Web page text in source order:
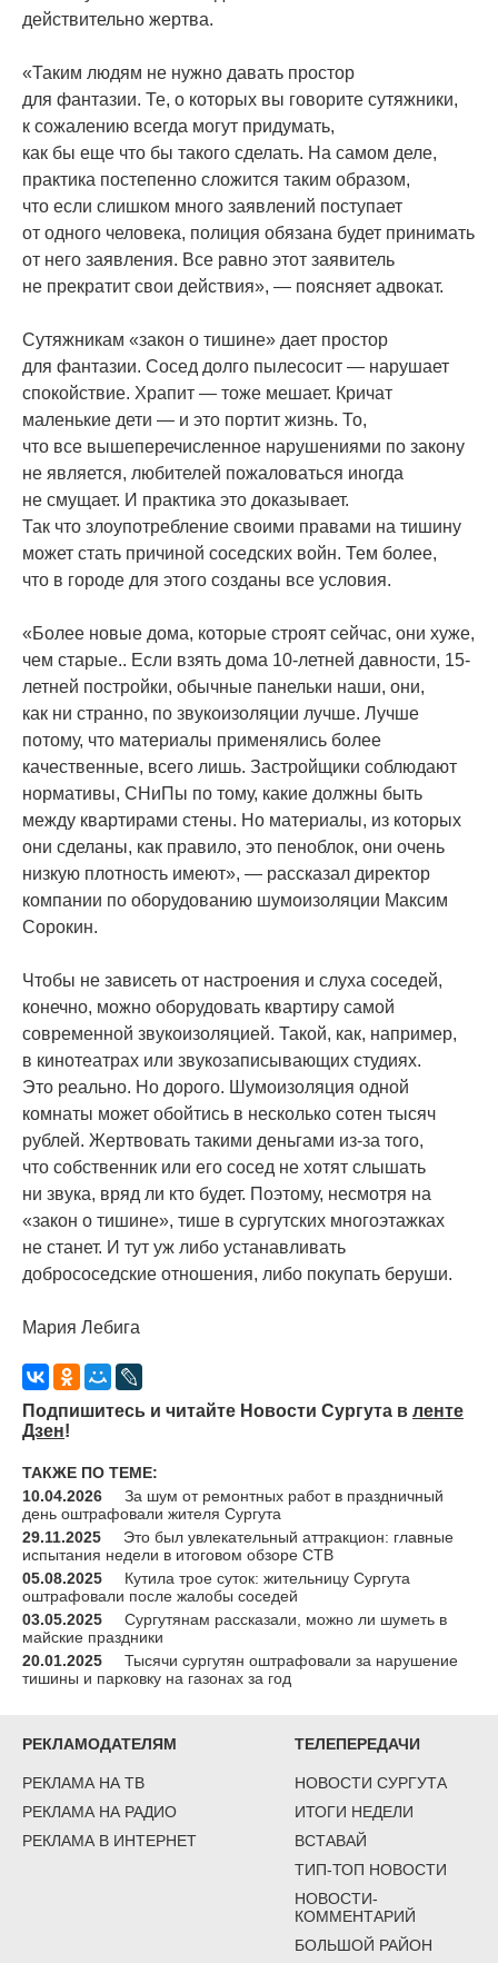
действительно жертва.
«Таким людям не нужно давать простор
для фантазии. Те, о которых вы говорите сутяжники,
к сожалению всегда могут придумать,
как бы еще что бы такого сделать. На самом деле,
практика постепенно сложится таким образом,
что если слишком много заявлений поступает
от одного человека, полиция обязана будет принимать
от него заявления. Все равно этот заявитель
не прекратит свои действия», — поясняет адвокат.
Сутяжникам «закон о тишине» дает простор
для фантазии. Сосед долго пылесосит — нарушает
спокойствие. Храпит — тоже мешает. Кричат
маленькие дети — и это портит жизнь. То,
что все вышеперечисленное нарушениями по закону
не является, любителей пожаловаться иногда
не смущает. И практика это доказывает.
Так что злоупотребление своими правами на тишину
может стать причиной соседских войн. Тем более,
что в городе для этого созданы все условия.
«Более новые дома, которые строят сейчас, они хуже,
чем старые.. Если взять дома 10-летней давности, 15-
летней постройки, обычные панельки наши, они,
как ни странно, по звукоизоляции лучше. Лучше
потому, что материалы применялись более
качественные, всего лишь. Застройщики соблюдают
нормативы, СНиПы по тому, какие должны быть
между квартирами стены. Но материалы, из которых
они сделаны, как правило, это пеноблок, они очень
низкую плотность имеют», — рассказал директор
компании по оборудованию шумоизоляции Максим
Сорокин.
Чтобы не зависеть от настроения и слуха соседей,
конечно, можно оборудовать квартиру самой
современной звукоизоляцией. Такой, как, например,
в кинотеатрах или звукозаписывающих студиях.
Это реально. Но дорого. Шумоизоляция одной
комнаты может обойтись в несколько сотен тысяч
рублей. Жертвовать такими деньгами из-за того,
что собственник или его сосед не хотят слышать
ни звука, вряд ли кто будет. Поэтому, несмотря на
«закон о тишине», тише в сургутских многоэтажках
не станет. И тут уж либо устанавливать
добрососедские отношения, либо покупать беруши.
Мария Лебига
Подпишитесь и читайте Новости Сургута в ленте
Дзен!
ТАКЖЕ ПО ТЕМЕ:
10.04.2026
За шум от ремонтных работ в праздничный
день оштрафовали жителя Сургута
29.11.2025
Это был увлекательный аттракцион: главные
испытания недели в итоговом обзоре СТВ
05.08.2025
Кутила трое суток: жительницу Сургута
оштрафовали после жалобы соседей
03.05.2025
Сургутянам рассказали, можно ли шуметь в
майские праздники
20.01.2025
Тысячи сургутян оштрафовали за нарушение
тишины и парковку на газонах за год
РЕКЛАМОДАТЕЛЯМ
РЕКЛАМА НА ТВ
РЕКЛАМА НА РАДИО
РЕКЛАМА В ИНТЕРНЕТ
ТЕЛЕПЕРЕДАЧИ
НОВОСТИ СУРГУТА
ИТОГИ НЕДЕЛИ
ВСТАВАЙ
ТИП-ТОП НОВОСТИ
НОВОСТИ-
КОММЕНТАРИЙ
БОЛЬШОЙ РАЙОН